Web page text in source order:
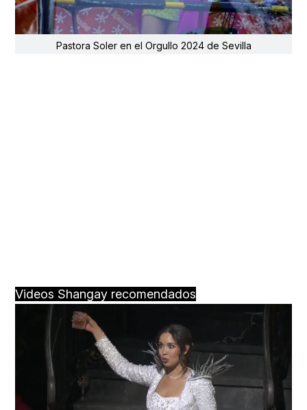
Pastora Soler en el Orgullo 2024 de Sevilla
Videos Shangay recomendados